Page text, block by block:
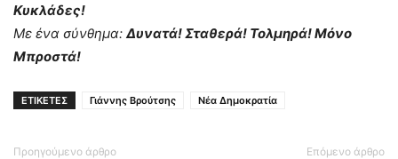
Κυκλάδες!
Με ένα σύνθημα: Δυνατά! Σταθερά! Τολμηρά! Μόνο
Μπροστά!
ΕΤΙΚΕΤΕΣ Γιάννης Βρούτσης Νέα Δημοκρατία
Προηγούμενο άρθρο Επόμενο άρθρο